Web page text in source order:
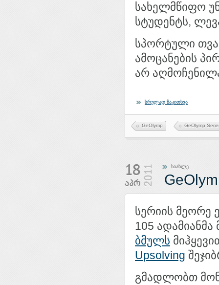
სახელმწიფო
სტუდენტს,
სპორტული
ამოცანების
არ
სრულად წაკითხვა
GeOlymp GeOlymp
სიახლე
სერიის მეორე
105
ბმულს
Upsolving
გმადლობთ